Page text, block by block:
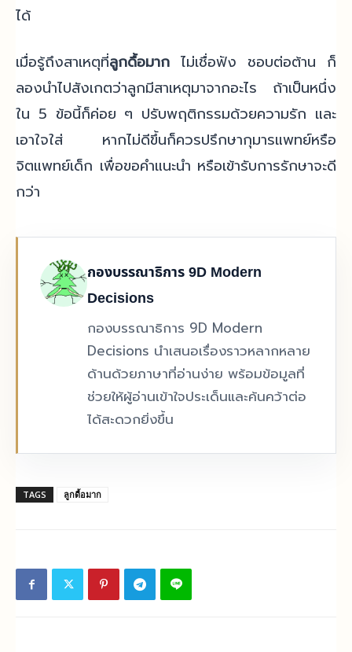
ได้
เมื่อรู้ถึงสาเหตุที่ลูกดื้อมาก ไม่เชื่อฟัง ชอบต่อต้าน ก็
ลองนำไปสังเกตว่าลูกมีสาเหตุมาจากอะไร ถ้าเป็นหนึ่ง
ใน 5 ข้อนี้ก็ค่อย ๆ ปรับพฤติกรรมด้วยความรัก และ
เอาใจใส่ หากไม่ดีขึ้นก็ควรปรึกษากุมารแพทย์หรือ
จิตแพทย์เด็ก เพื่อขอคำแนะนำ หรือเข้ารับการรักษาจะดี
กว่า
กองบรรณาธิการ 9D Modern
Decisions
กองบรรณาธิการ 9D Modern
Decisions นำเสนอเรื่องราวหลากหลาย
ด้านด้วยภาษาที่อ่านง่าย พร้อมข้อมูลที่
ช่วยให้ผู้อ่านเข้าใจประเด็นและค้นคว้าต่อ
ได้สะดวกยิ่งขึ้น
TAGS ลูกดื้อมาก